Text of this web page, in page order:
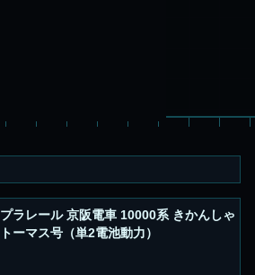
プラレール 京阪電車 10000系 きかんしゃ
トーマス号（単2電池動力）